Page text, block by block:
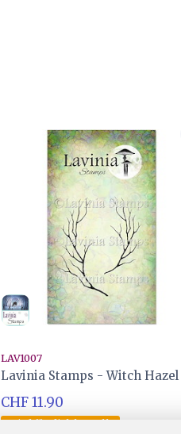
LAV1007
Lavinia Stamps - Witch Hazel
CHF 11.90
Wird für dich bestellt